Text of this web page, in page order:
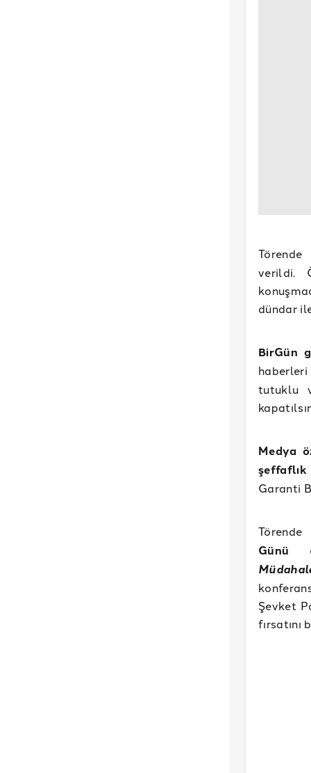
Törende
verildi.
dündar
BirGün
haberleri
tutuklu
Medya
Garanti
Günü
Şevket
fırsatını